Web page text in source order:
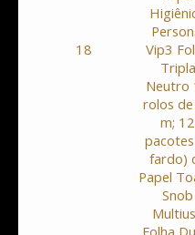
18
Vip3
Tripla
Neutro
rolos
m; 12
pacotes
fardo)
Papel
Snob
Folha